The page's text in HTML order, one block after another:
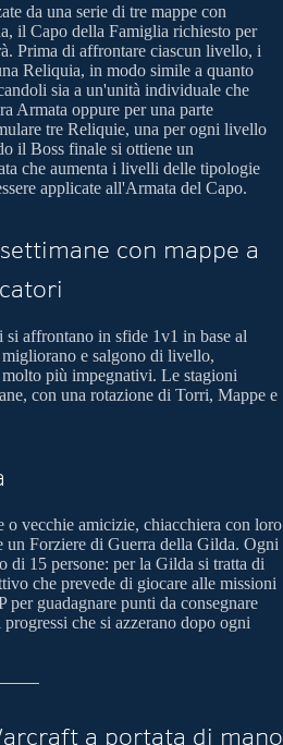
da una serie di tre mappe con
il Capo della Famiglia richiesto per
Prima di affrontare ciascun livello, i
Reliquia, in modo simile a quanto
sia a un'unità individuale che
Armata oppure per una parte
tre Reliquie, una per ogni livello
il Boss finale si ottiene un
che aumenta i livelli delle tipologie
applicate all'Armata del Capo.
con mappe a
affrontano in sfide 1v1 in base al
e salgono di livello,
più impegnativi. Le stagioni
con una rotazione di Torri, Mappe e
o vecchie amicizie, chiacchiera con loro
un Forziere di Guerra della Gilda. Ogni
di 15 persone: per la Gilda si tratta di
che prevede di giocare alle missioni
guadagnare punti da consegnare
che si azzerano dopo ogni
a portata di mano